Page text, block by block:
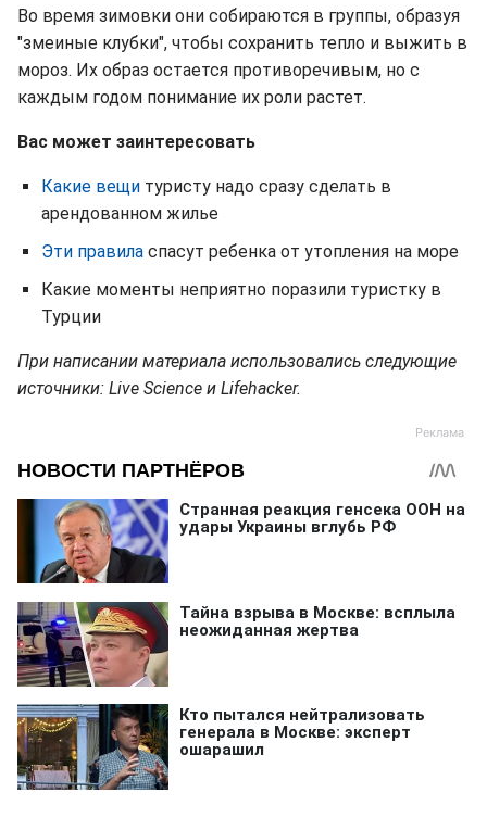
Во время зимовки они собираются в группы, образуя
"змеиные клубки", чтобы сохранить тепло и выжить в
мороз. Их образ остается противоречивым, но с
каждым годом понимание их роли растет.
Вас может заинтересовать
Какие вещи туристу надо сразу сделать в
арендованном жилье
Эти правила спасут ребенка от утопления на море
Какие моменты неприятно поразили туристку в
Турции
При написании материала использовались следующие
источники: Live Science и Lifehacker.